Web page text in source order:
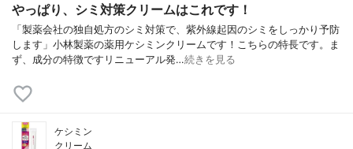
やっぱり、シミ対策クリームはこれです！
「製薬会社の独自処方のシミ対策で、紫外線起因のシミをしっかり予防
します」小林製薬の薬用ケシミンクリームです！こちらの特長です。ま
ず、成分の特徴ですリニューアル発…続きを見る
ケシミン
クリーム